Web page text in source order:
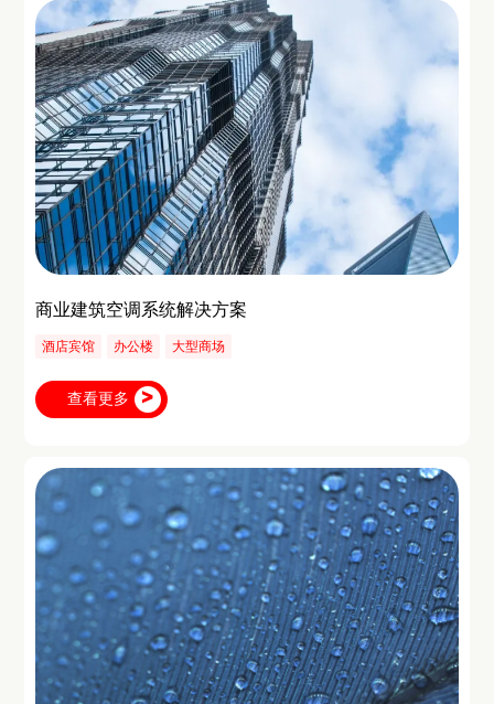
商业建筑空调系统解决方案
酒店宾馆 办公楼 大型商场
查看更多